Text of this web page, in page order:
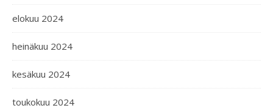
elokuu 2024
heinäkuu 2024
kesäkuu 2024
toukokuu 2024